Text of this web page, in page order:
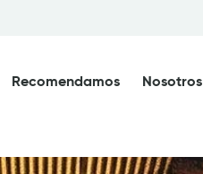
Recomendamos Nosotros